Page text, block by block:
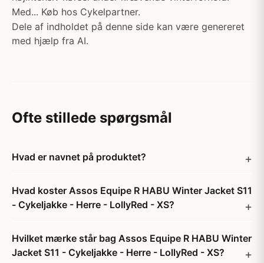
Med... Køb hos Cykelpartner.
Dele af indholdet på denne side kan være genereret
med hjælp fra AI.
Ofte stillede spørgsmål
Hvad er navnet på produktet?
Hvad koster Assos Equipe R HABU Winter Jacket S11
- Cykeljakke - Herre - LollyRed - XS?
Hvilket mærke står bag Assos Equipe R HABU Winter
Jacket S11 - Cykeljakke - Herre - LollyRed - XS?